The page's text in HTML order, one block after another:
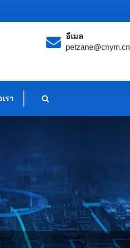
อีเมล
petzane@cnym.cn
รา